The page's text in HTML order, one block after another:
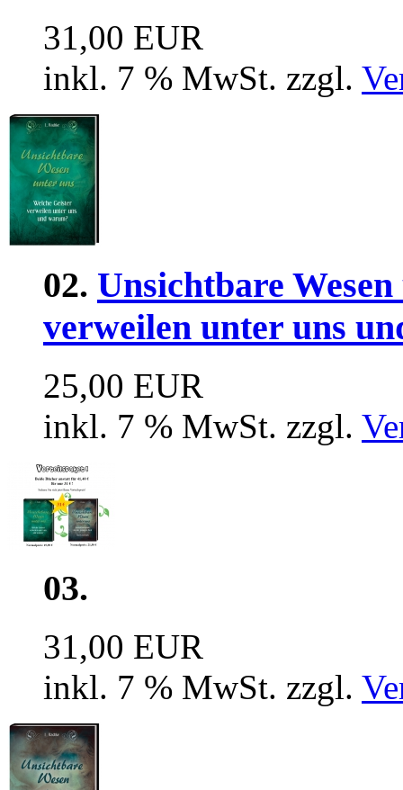
31,00 EUR
inkl. 7 % MwSt. zzgl.
02. Unsichtbare
verweilen unter uns
25,00 EUR
inkl. 7 % MwSt. zzgl.
03.
31,00 EUR
inkl. 7 % MwSt. zzgl.